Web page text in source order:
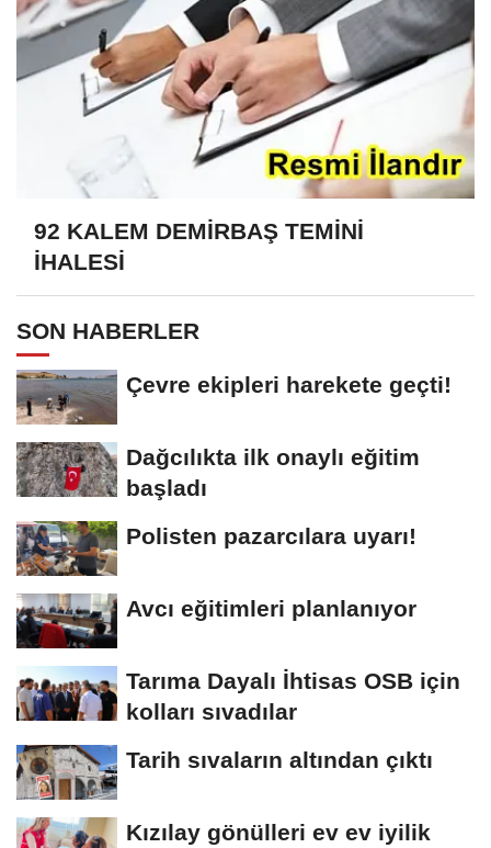
92 KALEM DEMİRBAŞ TEMİNİ
İHALESİ
SON HABERLER
Çevre ekipleri harekete geçti!
Dağcılıkta ilk onaylı eğitim
başladı
Polisten pazarcılara uyarı!
Avcı eğitimleri planlanıyor
Tarıma Dayalı İhtisas OSB için
kolları sıvadılar
Tarih sıvaların altından çıktı
Kızılay gönülleri ev ev iyilik